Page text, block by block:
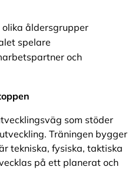
åldersgrupper
spelare
och
som stöder
Träningen bygger
tekniska, fysiska, taktiska
på ett planerat och